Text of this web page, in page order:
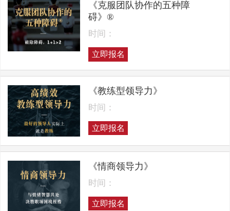
《克服团队协作的五种障
碍》®
时间：
立即报名
《教练型领导力》
时间：
立即报名
《情商领导力》
时间：
立即报名